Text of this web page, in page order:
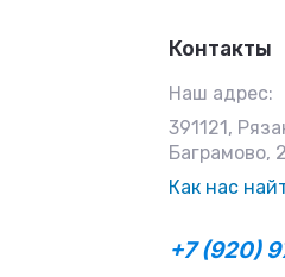
Контакты
Наш адрес:
391121,
Баграмово,
Как нас
+7 (920)